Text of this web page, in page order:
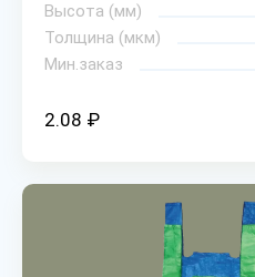
Высота (мм)
Толщина (мкм)
Мин.заказ
2.08 ₽